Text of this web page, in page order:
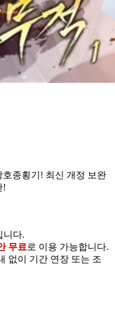
종횡기! 최신 개정 보완
!
니다.
무료 로 이용 가능합니다.
없이 기간 연장 또는 조